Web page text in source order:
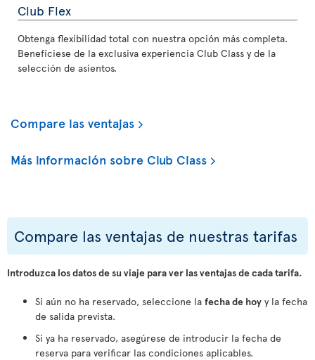
Club Flex
Obtenga flexibilidad total con nuestra opción más completa.
Benefíciese de la exclusiva experiencia Club Class y de la
selección de asientos.
Compare las ventajas
Más información sobre Club Class
Compare las ventajas de nuestras tarifas
Introduzca los datos de su viaje para ver las ventajas de cada tarifa.
Si aún no ha reservado, seleccione la fecha de hoy y la fecha
de salida prevista.
Si ya ha reservado, asegúrese de introducir la fecha de
reserva para verificar las condiciones aplicables.